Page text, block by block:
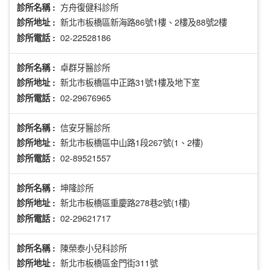
診所名稱 : 方舟復健科診所
診所地址 : 新北市板橋區新海路86號1樓、2樓及88號2樓
診所電話 : 02-22528186
診所名稱 : 卓群牙醫診所
診所地址 : 新北市板橋區中正路31號1樓及地下室
診所電話 : 02-29676965
診所名稱 : 信安牙醫診所
診所地址 : 新北市板橋區中山路1段267號(1、2樓)
診所電話 : 02-89521557
診所名稱 : 坤隆診所
診所地址 : 新北市板橋區重慶路278巷2號(1樓)
診所電話 : 02-29621717
診所名稱 : 陳榮泰小兒科診所
診所地址 : 新北市板橋區金門街311號